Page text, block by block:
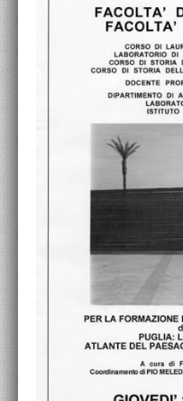
CONFERENZE
COLLEZIONE
ACCADEMIA
I.E.D. / ROMA
BIBLIOTECA
A.A.M.
RECENSIONI
MOSTRE